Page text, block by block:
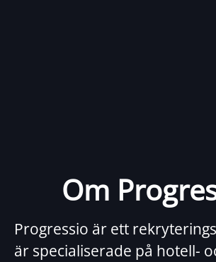
Om
Progressio är ett
är specialiserade på hotell-